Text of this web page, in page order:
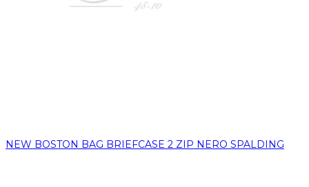
NEW BOSTON BAG BRIEFCASE 2 ZIP NERO SPALDING